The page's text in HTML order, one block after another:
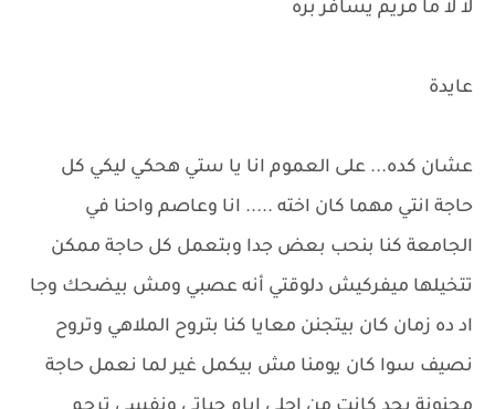
لا لا ما مريم يسافر بره
عايدة
عشان كده... على العموم انا يا ستي هحكي ليكي كل
حاجة انتي مهما كان اخته ..... انا وعاصم واحنا في
الجامعة كنا بنحب بعض جدا وبتعمل كل حاجة ممكن
تتخيلها ميفركيش دلوقتي أنه عصبي ومش بيضحك وجا
اد ده زمان كان بيتجنن معايا كنا بتروح الملاهي وتروح
نصيف سوا كان يومنا مش بيكمل غير لما نعمل حاجة